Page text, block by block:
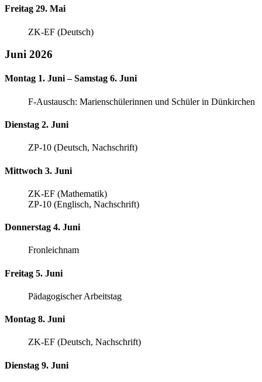
Freitag 29. Mai
ZK-EF (Deutsch)
Juni 2026
Montag 1. Juni – Samstag 6. Juni
F-Austausch: Marienschülerinnen und Schüler in Dünkirchen
Dienstag 2. Juni
ZP-10 (Deutsch, Nachschrift)
Mittwoch 3. Juni
ZK-EF (Mathematik)
ZP-10 (Englisch, Nachschrift)
Donnerstag 4. Juni
Fronleichnam
Freitag 5. Juni
Pädagogischer Arbeitstag
Montag 8. Juni
ZK-EF (Deutsch, Nachschrift)
Dienstag 9. Juni